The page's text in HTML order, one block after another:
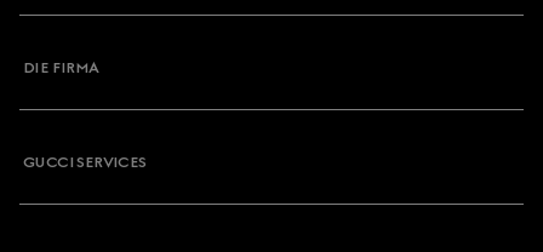
DIE FIRMA
GUCCI SERVICES